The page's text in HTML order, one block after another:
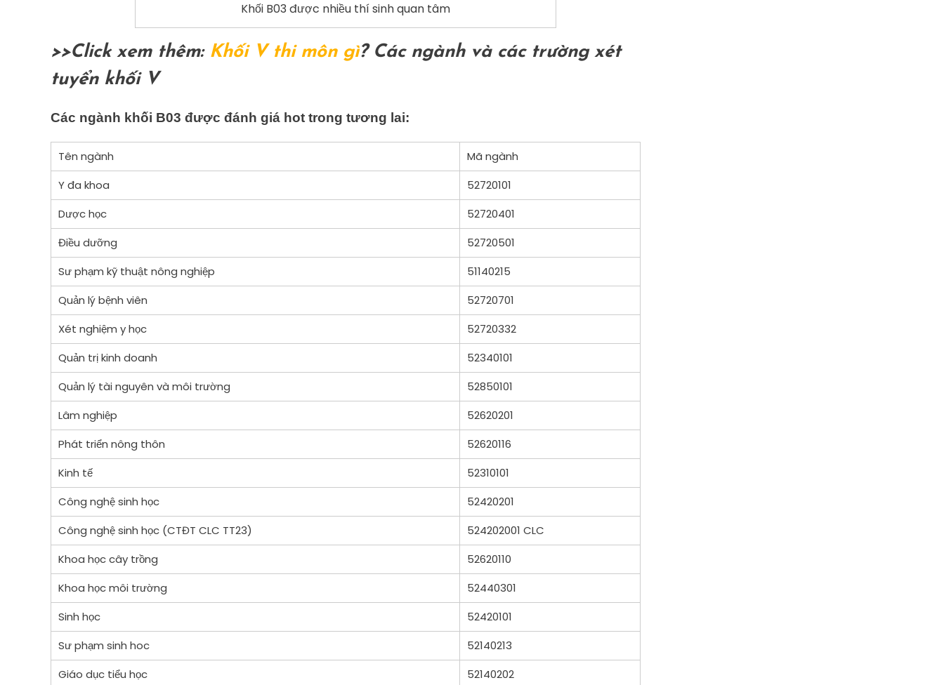
Khối B03 được nhiều thí sinh quan tâm
>>Click xem thêm: Khối V thi môn gì? Các ngành và các trường xét
tuyển khối V
Các ngành khối B03 được đánh giá hot trong tương lai:
Tên ngành
Mã ngành
Y đa khoa
52720101
Dược học
52720401
Điều dưỡng
52720501
Sư phạm kỹ thuật nông nghiệp
51140215
Quản lý bệnh viên
52720701
Xét nghiệm y học
52720332
Quản trị kinh doanh
52340101
Quản lý tài nguyên và môi trường
52850101
Lâm nghiệp
52620201
Phát triển nông thôn
52620116
Kinh tế
52310101
Công nghệ sinh học
52420201
Công nghệ sinh học (CTĐT CLC TT23)
524202001 CLC
Khoa học cây trồng
52620110
Khoa học môi trường
52440301
Sinh học
52420101
Sư phạm sinh hoc
52140213
Giáo dục tiểu học
52140202